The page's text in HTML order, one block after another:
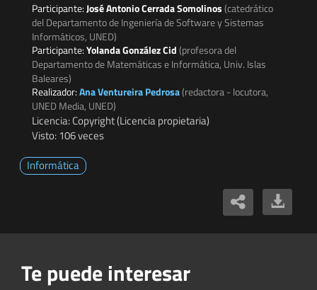
Participante:José Antonio Cerrada Somolinos(catedrático
del Departamento de Ingeniería de Software y Sistemas
Informáticos, UNED)
Participante:Yolanda González Cid(profesora del
Departamento de Matemáticas e Informática, Univ. Islas
Baleares)
Realizador:Ana Ventureira Pedrosa(redactora - locutora,
UNED Media, UNED)
Licencia: Copyright (Licencia propietaria)
Visto: 106 veces
Informática
Te puede interesar